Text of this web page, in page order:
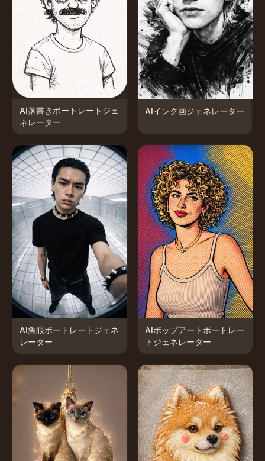
AI落書きポートレートジェ
ネレーター
AIインク画ジェネレーター
AI魚眼ポートレートジェネ
レーター
AIポップアートポートレー
トジェネレーター